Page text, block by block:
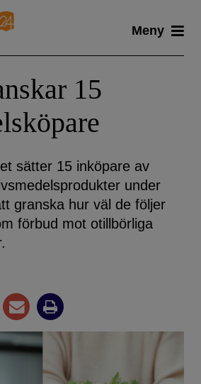
Meny
15
sätter 15 inköpare av
under
granska hur väl de följer
förbud mot otillbörliga